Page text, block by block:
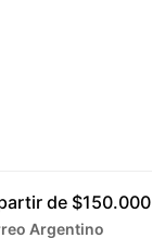
de $150.000
Argentino